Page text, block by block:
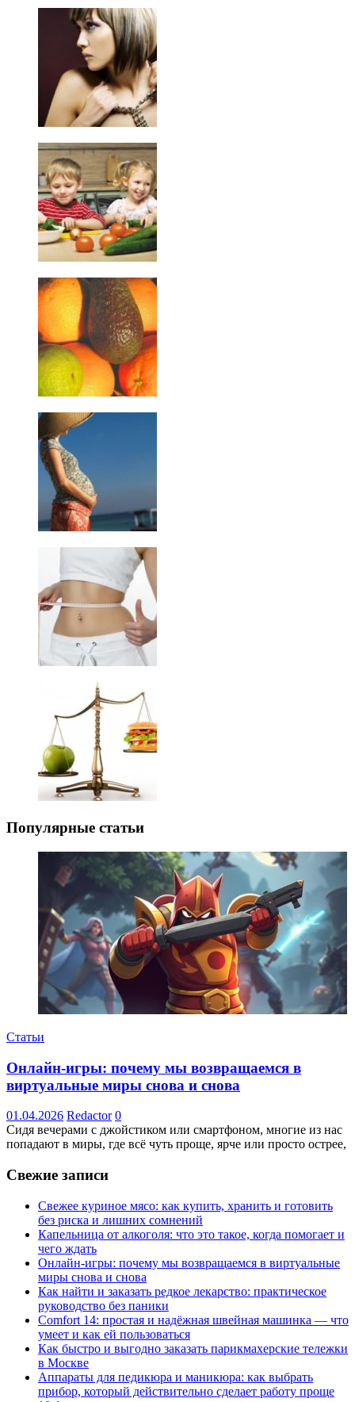
Популярные статьи
Статьи
Онлайн-игры: почему мы возвращаемся в
виртуальные миры снова и снова
01.04.2026 Redactor 0
Сидя вечерами с джойстиком или смартфоном, многие из нас
попадают в миры, где всё чуть проще, ярче или просто острее,
Свежие записи
Свежее куриное мясо: как купить, хранить и готовить
без риска и лишних сомнений
Капельница от алкоголя: что это такое, когда помогает и
чего ждать
Онлайн-игры: почему мы возвращаемся в виртуальные
миры снова и снова
Как найти и заказать редкое лекарство: практическое
руководство без паники
Comfort 14: простая и надёжная швейная машинка — что
умеет и как ей пользоваться
Как быстро и выгодно заказать парикмахерские тележки
в Москве
Аппараты для педикюра и маникюра: как выбрать
прибор, который действительно сделает работу проще